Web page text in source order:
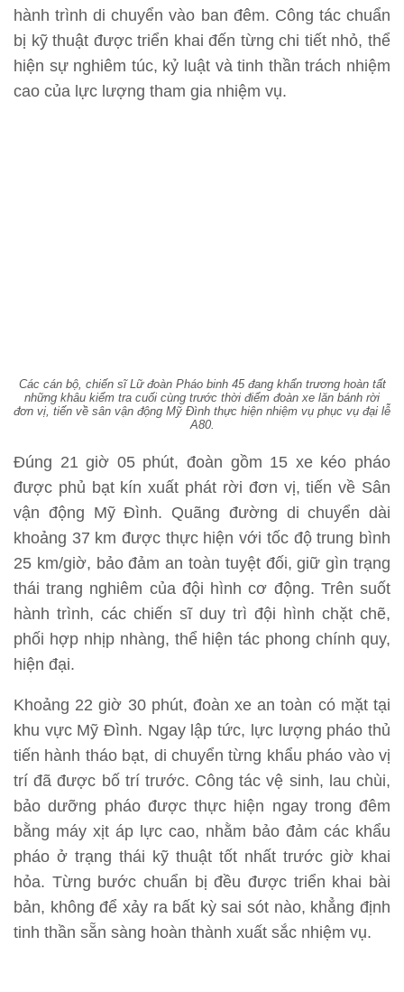
hành trình di chuyển vào ban đêm. Công tác chuẩn
bị kỹ thuật được triển khai đến từng chi tiết nhỏ, thể
hiện sự nghiêm túc, kỷ luật và tinh thần trách nhiệm
cao của lực lượng tham gia nhiệm vụ.
Các cán bộ, chiến sĩ Lữ đoàn Pháo binh 45 đang khẩn trương hoàn tất
những khâu kiểm tra cuối cùng trước thời điểm đoàn xe lăn bánh rời
đơn vị, tiến về sân vận động Mỹ Đình thực hiện nhiệm vụ phục vụ đại lễ
A80.
Đúng 21 giờ 05 phút, đoàn gồm 15 xe kéo pháo
được phủ bạt kín xuất phát rời đơn vị, tiến về Sân
vận động Mỹ Đình. Quãng đường di chuyển dài
khoảng 37 km được thực hiện với tốc độ trung bình
25 km/giờ, bảo đảm an toàn tuyệt đối, giữ gìn trạng
thái trang nghiêm của đội hình cơ động. Trên suốt
hành trình, các chiến sĩ duy trì đội hình chặt chẽ,
phối hợp nhịp nhàng, thể hiện tác phong chính quy,
hiện đại.
Khoảng 22 giờ 30 phút, đoàn xe an toàn có mặt tại
khu vực Mỹ Đình. Ngay lập tức, lực lượng pháo thủ
tiến hành tháo bạt, di chuyển từng khẩu pháo vào vị
trí đã được bố trí trước. Công tác vệ sinh, lau chùi,
bảo dưỡng pháo được thực hiện ngay trong đêm
bằng máy xịt áp lực cao, nhằm bảo đảm các khẩu
pháo ở trạng thái kỹ thuật tốt nhất trước giờ khai
hỏa. Từng bước chuẩn bị đều được triển khai bài
bản, không để xảy ra bất kỳ sai sót nào, khẳng định
tinh thần sẵn sàng hoàn thành xuất sắc nhiệm vụ.